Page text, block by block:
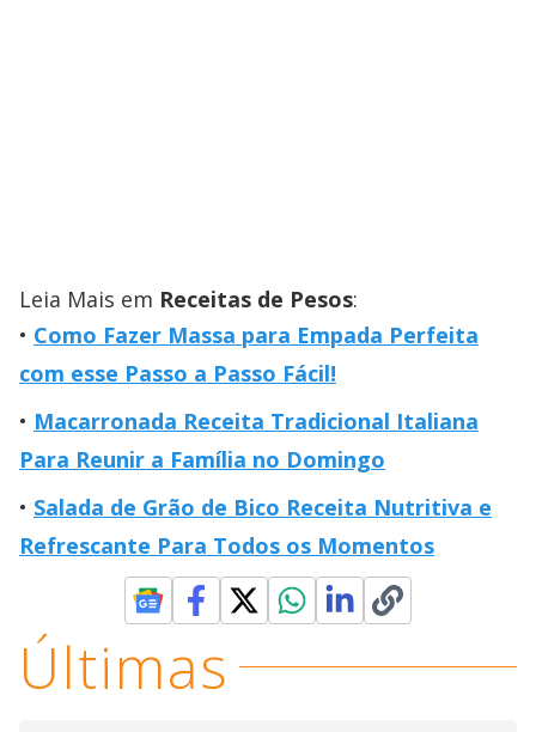
Leia Mais em Receitas de Pesos:
Como Fazer Massa para Empada Perfeita
com esse Passo a Passo Fácil!
Macarronada Receita Tradicional Italiana
Para Reunir a Família no Domingo
Salada de Grão de Bico Receita Nutritiva e
Refrescante Para Todos os Momentos
Últimas